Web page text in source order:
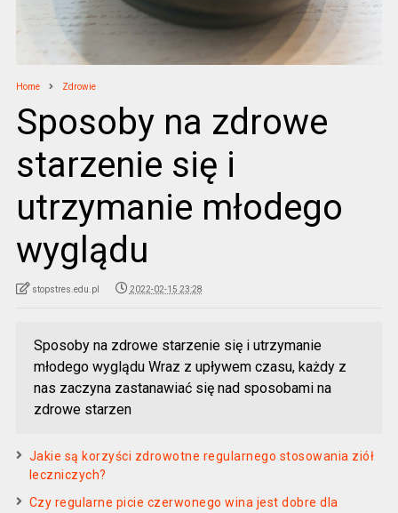
Home Zdrowie
Sposoby na zdrowe
starzenie się i
utrzymanie młodego
wyglądu
stopstres.edu.pl 2022-02-15 23:28
Sposoby na zdrowe starzenie się i utrzymanie
młodego wyglądu Wraz z upływem czasu, każdy z
nas zaczyna zastanawiać się nad sposobami na
zdrowe starzen
Jakie są korzyści zdrowotne regularnego stosowania ziół
leczniczych?
Czy regularne picie czerwonego wina jest dobre dla